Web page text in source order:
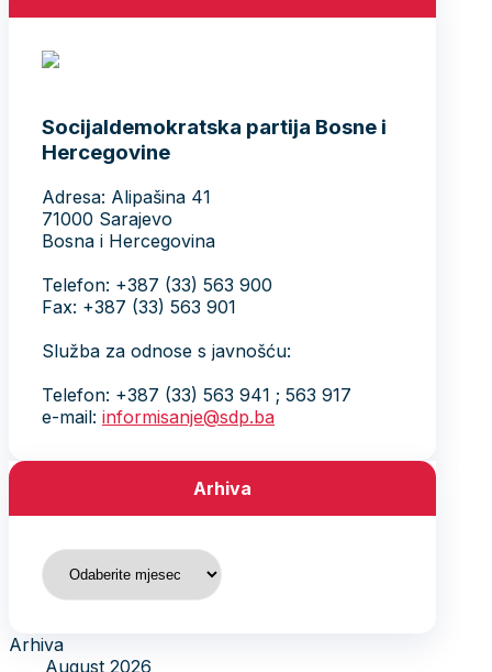
Socijaldemokratska partija Bosne i
Hercegovine
Adresa: Alipašina 41
71000 Sarajevo
Bosna i Hercegovina
Telefon: +387 (33) 563 900
Fax: +387 (33) 563 901
Služba za odnose s javnošću:
Telefon: +387 (33) 563 941 ; 563 917
e-mail: informisanje@sdp.ba
Arhiva
Arhiva
Arhiva
August 2026